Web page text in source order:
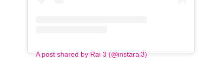
A post shared by Rai 3 (@instarai3)